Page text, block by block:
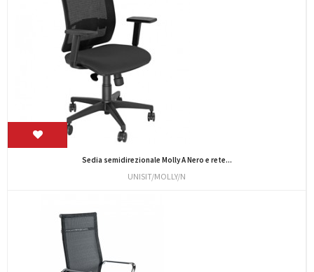
Sedia semidirezionale Molly A Nero e rete...
UNISIT/MOLLY/N